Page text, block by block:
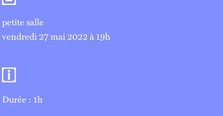
petite salle
vendredi 27 mai 2022 à 19h
Informations pratiques
Durée : 1h